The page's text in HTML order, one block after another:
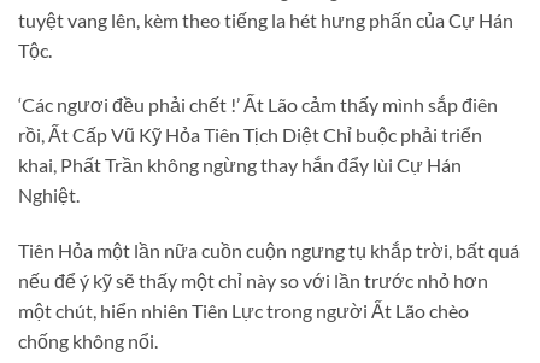
tuyệt vang lên, kèm theo tiếng la hét hưng phấn của Cự Hán
Tộc.
‘Các ngươi đều phải chết !’ Ất Lão cảm thấy mình sắp điên
rồi, Ất Cấp Vũ Kỹ Hỏa Tiên Tịch Diệt Chỉ buộc phải triển
khai, Phất Trần không ngừng thay hắn đẩy lùi Cự Hán
Nghiệt.
Tiên Hỏa một lần nữa cuồn cuộn ngưng tụ khắp trời, bất quá
nếu để ý kỹ sẽ thấy một chỉ này so với lần trước nhỏ hơn
một chút, hiển nhiên Tiên Lực trong người Ất Lão chèo
chống không nổi.